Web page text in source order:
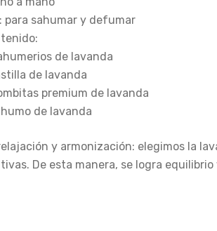
para sahumar y defumar
de lavanda
de lavanda
premium de lavanda
de lavanda
y armonización: elegimos la
De esta manera, se logra